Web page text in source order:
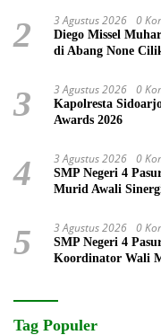
2 3 Agustus 2026 0
Diego Missel
di Abang None
3 3 Agustus 2026 0
Kapolresta
Awards 2026
4 3 Agustus 2026 0
SMP Negeri 4
Murid Awali
5 3 Agustus 2026 0
SMP Negeri 4
Koordinator Wali
Tag Populer